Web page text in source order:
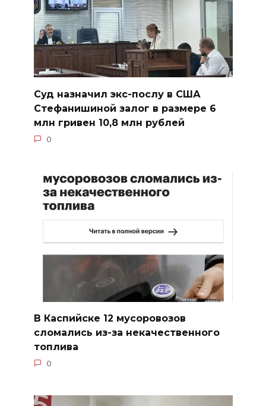
Суд назначил экс-послу в США
Стефанишиной залог в размере 6
млн гривен 10,8 млн рублей
0
В Каспийске 12 мусоровозов
сломались из-за некачественного
топлива
0